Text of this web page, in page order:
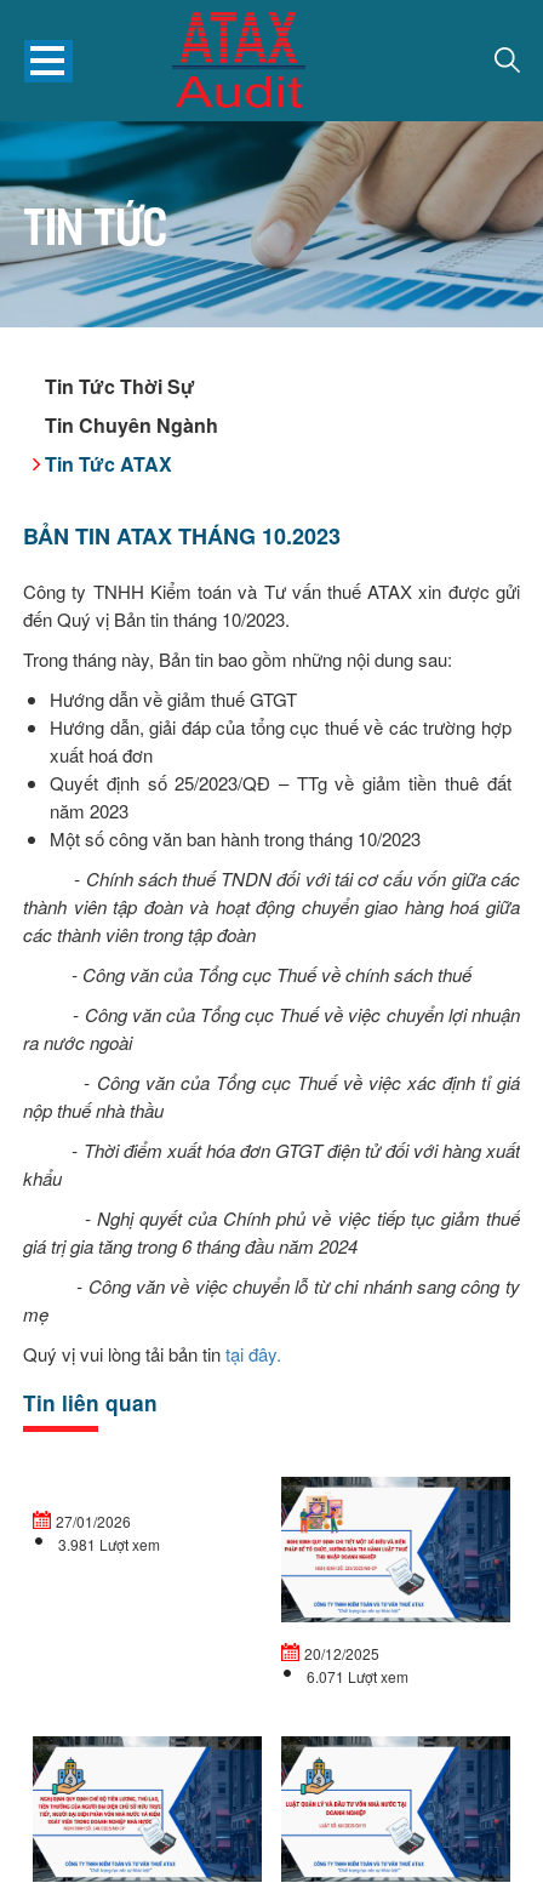
Tin tức
Tin Tức Thời Sự
Tin Chuyên Ngành
Tin Tức ATAX
BẢN TIN ATAX THÁNG 10.2023
Công ty TNHH Kiểm toán và Tư vấn thuế ATAX xin được gửi
đến Quý vị Bản tin tháng 10/2023.
Trong tháng này, Bản tin bao gồm những nội dung sau:
Hướng dẫn về giảm thuế GTGT
Hướng dẫn, giải đáp của tổng cục thuế về các trường hợp
xuất hoá đơn
Quyết định số 25/2023/QĐ – TTg về giảm tiền thuê đất
năm 2023
Một số công văn ban hành trong tháng 10/2023
- Chính sách thuế TNDN đối với tái cơ cấu vốn giữa các
thành viên tập đoàn và hoạt động chuyển giao hàng hoá giữa
các thành viên trong tập đoàn
- Công văn của Tổng cục Thuế về chính sách thuế
- Công văn của Tổng cục Thuế về việc chuyển lợi nhuận
ra nước ngoài
- Công văn của Tổng cục Thuế về việc xác định tỉ giá
nộp thuế nhà thầu
- Thời điểm xuất hóa đơn GTGT điện tử đối với hàng xuất
khẩu
- Nghị quyết của Chính phủ về việc tiếp tục giảm thuế
giá trị gia tăng trong 6 tháng đầu năm 2024
- Công văn về việc chuyển lỗ từ chi nhánh sang công ty
mẹ
Quý vị vui lòng tải bản tintại đây.
Tin liên quan
Doanh
nghiệp
mới
thành
lập
vào
27/01/2026
3.981 Lượt xem
20/12/2025
6.071 Lượt xem
NGHỊ
ĐỊNH
QUY
CHẾ
ĐỘ